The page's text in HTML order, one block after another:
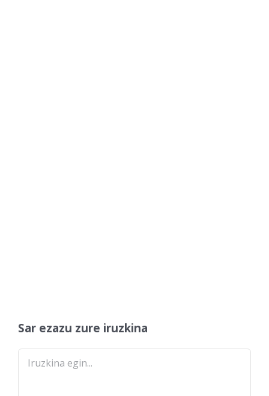
Sar ezazu zure iruzkina
Comment